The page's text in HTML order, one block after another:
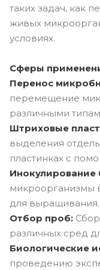
таких задач, как
живых
условиях.
Сферы
Перенос
перемещение
различными
Штриховые
выделения
пластинках с
Инокулирование
микроорганизмы
для выращивания.
Отбор проб:
различных сред
Биологические
проведению